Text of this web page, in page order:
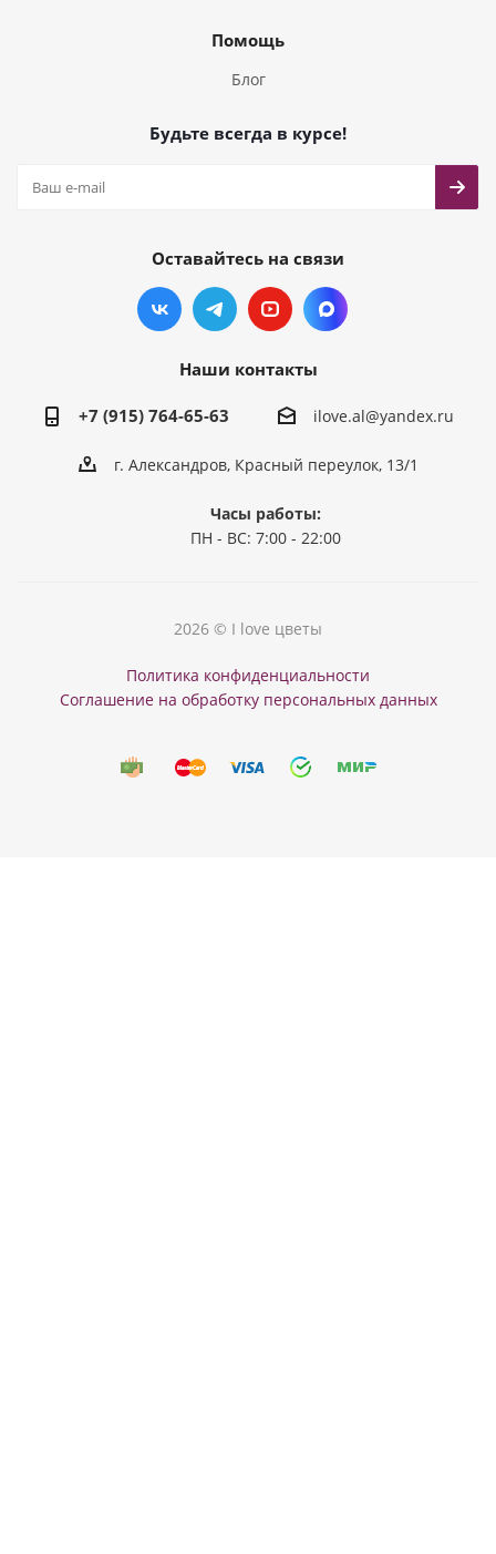
Помощь
Блог
Будьте всегда в курсе!
Оставайтесь на связи
Наши контакты
+7 (915) 764-65-63 ilove.al@yandex.ru
г. Александров, Красный переулок, 13/1
Часы работы:
ПН - ВС: 7:00 - 22:00
2026 © I love цветы
Политика конфиденциальности
Соглашение на обработку персональных данных